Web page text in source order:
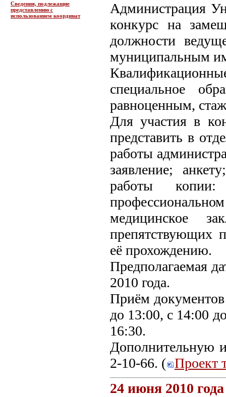
Сведения, подлежащие
представлению с
использованием координат
Администрация
конкурс на
должности
муниципальным
специальное
равноценным,
Для участия в
представить в
работы
заявление;
работы
медицинское
препятствующих
её прохождению.
Предполагаемая
2010 года.
Приём документов
до 13:00, с 14:00
16:30.
Дополнительную
2-10-66. ( Проект
24 июня 2010 года